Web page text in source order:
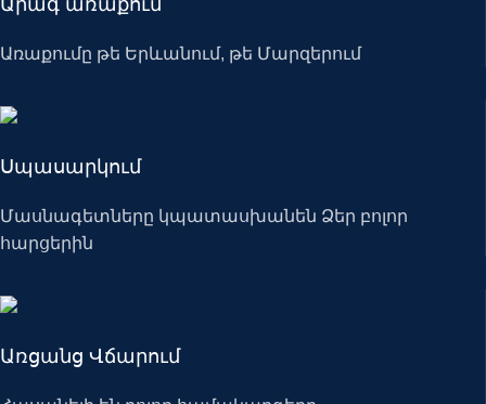
Արագ առաքում
Առաքումը թե Երևանում, թե Մարզերում
Սպասարկում
Մասնագետները կպատասխանեն Ձեր բոլոր
հարցերին
Առցանց Վճարում